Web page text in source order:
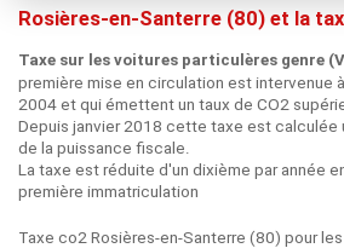
Rosières-en-Santerre (80) et la
Taxe sur les voitures particulères genre
première mise en circulation est intervenue
2004 et qui émettent un taux de CO2
Depuis janvier 2018 cette taxe est calculée
de la puissance fiscale.
La taxe est réduite d'un dixième par année
première immatriculation
Taxe co2 Rosières-en-Santerre (80) pour